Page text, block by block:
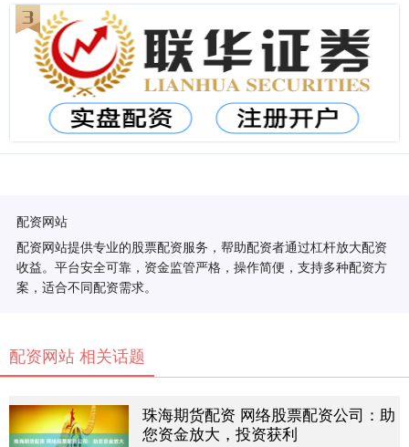
配资网站
配资网站提供专业的股票配资服务，帮助配资者通过杠杆放大配资
收益。平台安全可靠，资金监管严格，操作简便，支持多种配资方
案，适合不同配资需求。
配资网站 相关话题
珠海期货配资 网络股票配资公司：助
您资金放大，投资获利